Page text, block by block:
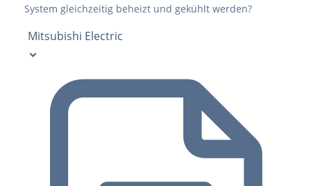
System gleichzeitig beheizt und gekühlt werden?
Mitsubishi Electric